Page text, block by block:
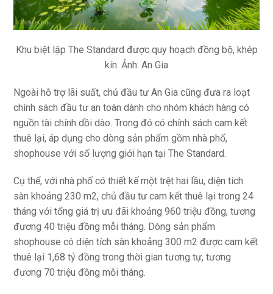
Khu biệt lập The Standard được quy hoạch đồng bộ, khép
kín. Ảnh: An Gia
Ngoài hỗ trợ lãi suất, chủ đầu tư An Gia cũng đưa ra loạt
chính sách đầu tư an toàn dành cho nhóm khách hàng có
nguồn tài chính dồi dào. Trong đó có chính sách cam kết
thuê lại, áp dụng cho dòng sản phẩm gồm nhà phố,
shophouse với số lượng giới hạn tại The Standard.
Cụ thể, với nhà phố có thiết kế một trệt hai lầu, diện tích
sàn khoảng 230 m2, chủ đầu tư cam kết thuê lại trong 24
tháng với tổng giá trị ưu đãi khoảng 960 triệu đồng, tương
đương 40 triệu đồng mỗi tháng. Dòng sản phẩm
shophouse có diện tích sàn khoảng 300 m2 được cam kết
thuê lại 1,68 tỷ đồng trong thời gian tương tự, tương
đương 70 triệu đồng mỗi tháng.